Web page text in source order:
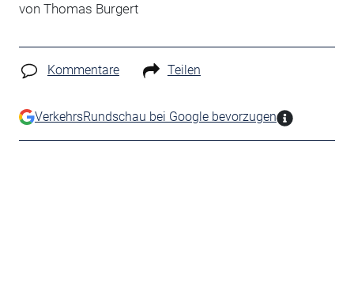
von Thomas Burgert
Kommentare Teilen
VerkehrsRundschau bei Google bevorzugen